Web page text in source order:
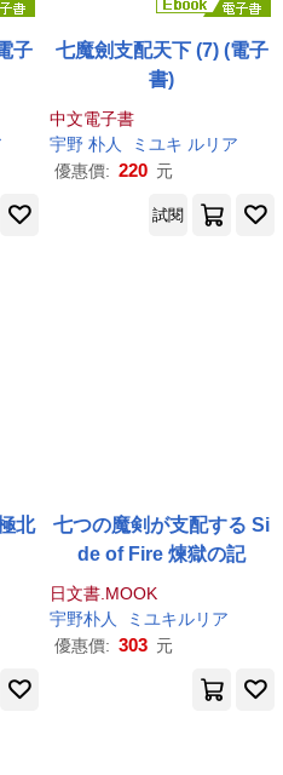
子
七魔劍支配天下 (7) (電子
書)
中文電子書
宇野 朴人
ミユキ ルリア
優惠價: 220 元
試閱
北
七つの魔剣が支配する Si
de of Fire 煉獄の記
日文書.MOOK
宇野朴人
ミユキルリア
優惠價: 303 元